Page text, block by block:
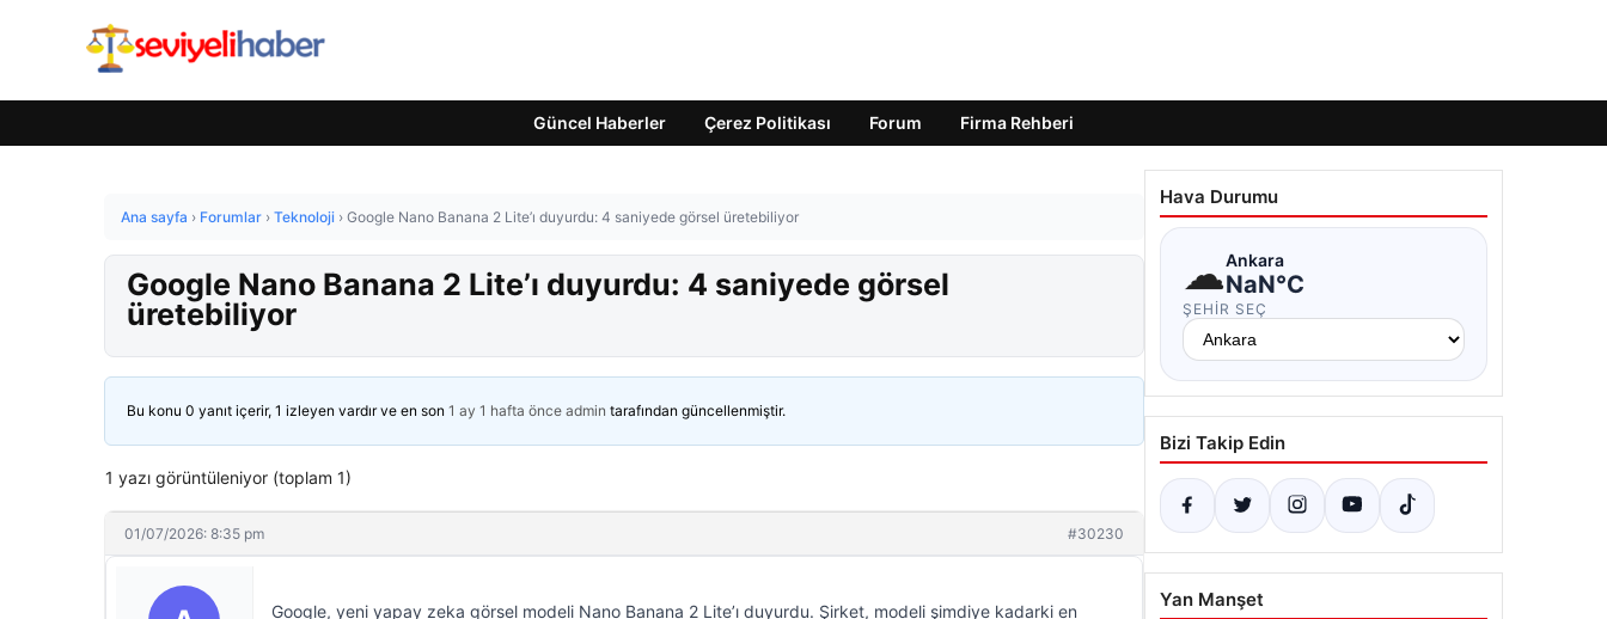
Güncel Haberler Çerez Politikası Forum Firma Rehberi
Ana sayfa › Forumlar › Teknoloji › Google Nano Banana 2 Lite’ı duyurdu: 4 saniyede görsel üretebiliyor
Google Nano Banana 2 Lite’ı duyurdu: 4 saniyede görsel
üretebiliyor
Bu konu 0 yanıt içerir, 1 izleyen vardır ve en son 1 ay 1 hafta önce admin tarafından güncellenmiştir.
1 yazı görüntüleniyor (toplam 1)
01/07/2026: 8:35 pm #30230
Google, yeni yapay zeka görsel modeli Nano Banana 2 Lite’ı duyurdu. Şirket, modeli şimdiye kadarki en
Hava Durumu
☁Ankara
NaN°C
ŞEHIR SEÇ
Bizi Takip Edin
Yan Manşet